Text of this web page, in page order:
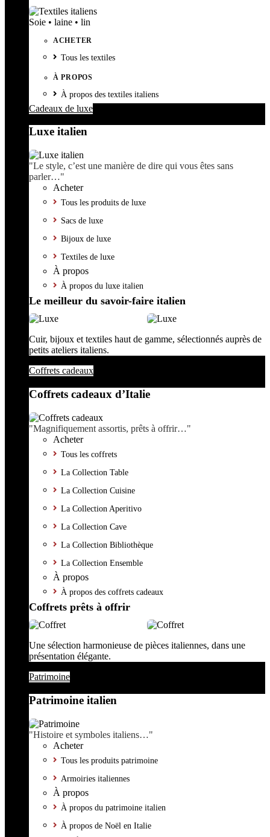
Soie • laine • lin
ACHETER
Tous les textiles
À PROPOS
À propos des textiles italiens
Cadeaux de luxe
Luxe italien
"Le style, c’est une manière de dire qui vous êtes sans
parler…"
Acheter
Tous les produits de luxe
Sacs de luxe
Bijoux de luxe
Textiles de luxe
À propos
À propos du luxe italien
Le meilleur du savoir-faire italien
Cuir, bijoux et textiles haut de gamme, sélectionnés auprès de
petits ateliers italiens.
Coffrets cadeaux
Coffrets cadeaux d’Italie
"Magnifiquement assortis, prêts à offrir…"
Acheter
Tous les coffrets
La Collection Table
La Collection Cuisine
La Collection Aperitivo
La Collection Cave
La Collection Bibliothèque
La Collection Ensemble
À propos
À propos des coffrets cadeaux
Coffrets prêts à offrir
Une sélection harmonieuse de pièces italiennes, dans une
présentation élégante.
Patrimoine
Patrimoine italien
"Histoire et symboles italiens…"
Acheter
Tous les produits patrimoine
Armoiries italiennes
À propos
À propos du patrimoine italien
À propos de Noël en Italie